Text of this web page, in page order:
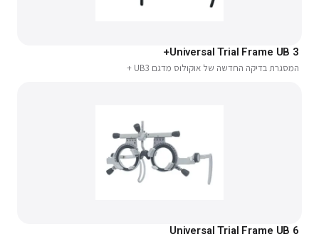
Universal Trial Frame UB 3+
המסגרת בדיקה החדשה של אוקולוס מדגם UB3 +
Universal Trial Frame UB 6